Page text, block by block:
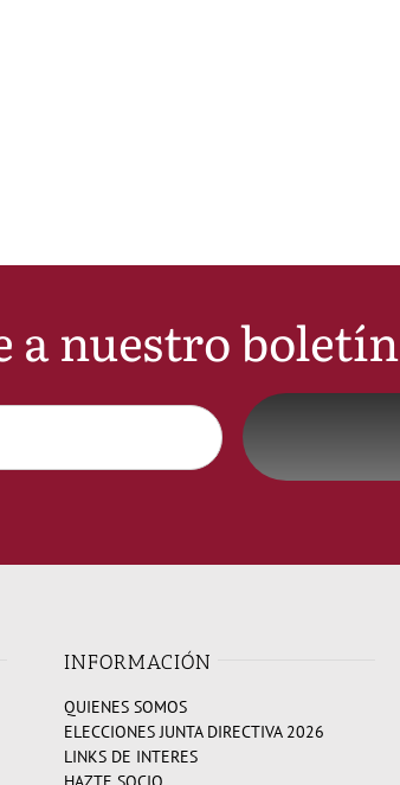
a nuestro boletín
INFORMACIÓN
QUIENES SOMOS
ELECCIONES JUNTA DIRECTIVA 2026
LINKS DE INTERES